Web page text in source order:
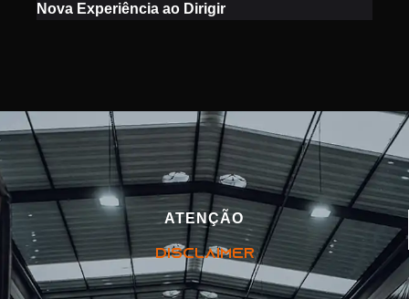
Nova Experiência ao Dirigir
ATENÇÃO
DISCLAIMER